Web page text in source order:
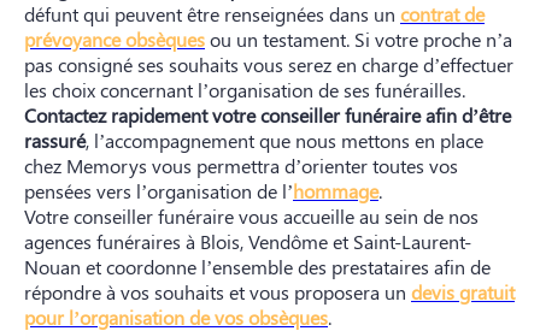
défunt qui peuvent être renseignées dans un contrat de
prévoyance obsèquesou un testament. Si votre proche n’a
pas consigné ses souhaits vous serez en charge d’effectuer
les choix concernant l’organisation de ses funérailles.
Contactez rapidement votre conseiller funéraire afin d’être
rassuré, l’accompagnement que nous mettons en place
chez Memorys vous permettra d’orienter toutes vos
pensées vers l’organisation de l’hommage.
Votre conseiller funéraire vous accueille au sein de nos
agences funéraires à Blois, Vendôme et Saint-Laurent-
Nouan et coordonne l’ensemble des prestataires afin de
répondre à vos souhaits et vous proposera un devis gratuit
pour l’organisation de vos obsèques.